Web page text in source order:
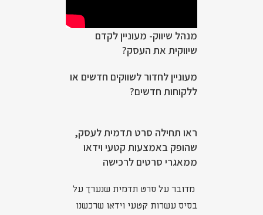
מנהל שיווק- מעוניין לקדם
שיווקית את העסק?
מעוניין לחדור לשווקים חדשים או
ללקוחות חדשים?
ראו תחילה סרט תדמית לעסק,
שהופק באמצעות קטעי וידאו
ממאגרי סרטים לרכישה
מדובר על סרט תדמית שנערך על
בסיס עשרות קטעי וידאו שרכשנו